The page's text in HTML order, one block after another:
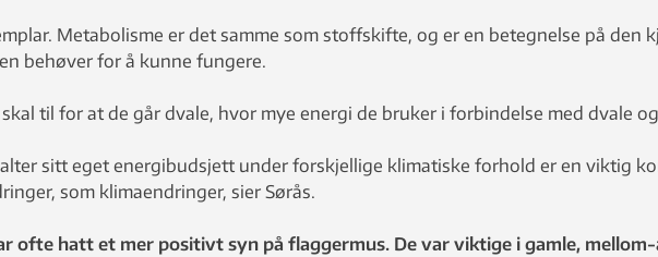
Metabolisme er det samme som stoffskifte, og er en betegnelse på den
behøver for å kunne fungere.
til for at de går dvale, hvor mye energi de bruker i forbindelse med dvale
sitt eget energibudsjett under forskjellige klimatiske forhold er en viktig
som klimaendringer, sier Sørås.
ofte hatt et mer positivt syn på flaggermus. De var viktige i gamle,